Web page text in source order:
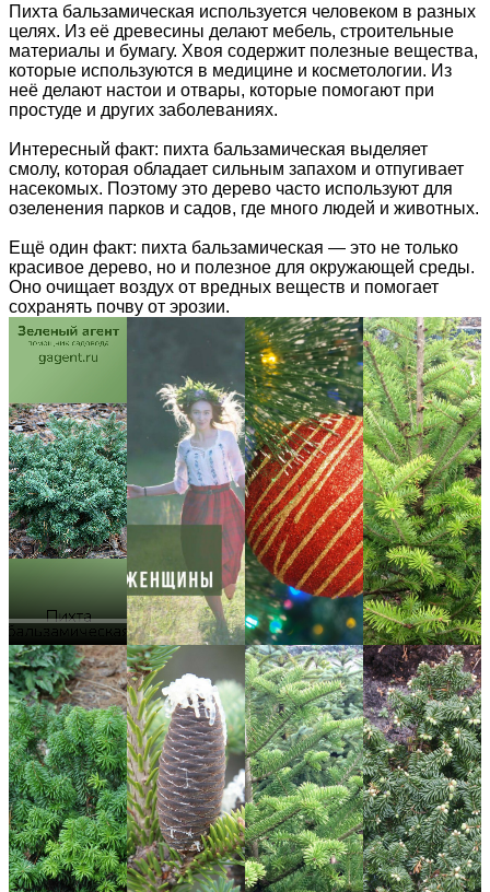
Пихта бальзамическая используется человеком в разных
целях. Из её древесины делают мебель, строительные
материалы и бумагу. Хвоя содержит полезные вещества,
которые используются в медицине и косметологии. Из
неё делают настои и отвары, которые помогают при
простуде и других заболеваниях.
Интересный факт: пихта бальзамическая выделяет
смолу, которая обладает сильным запахом и отпугивает
насекомых. Поэтому это дерево часто используют для
озеленения парков и садов, где много людей и животных.
Ещё один факт: пихта бальзамическая — это не только
красивое дерево, но и полезное для окружающей среды.
Оно очищает воздух от вредных веществ и помогает
сохранять почву от эрозии.